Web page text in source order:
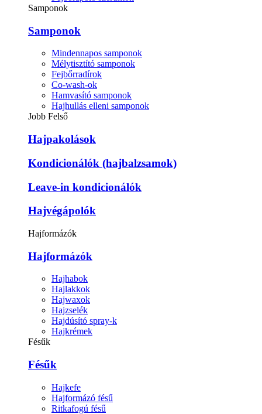
Samponok
Samponok
Mindennapos samponok
Mélytisztító samponok
Fejbőrradírok
Co-wash-ok
Hamvasító samponok
Hajhullás elleni samponok
Jobb Felső
Hajpakolások
Kondicionálók (hajbalzsamok)
Leave-in kondicionálók
Hajvégápolók
Hajformázók
Hajformázók
Hajhabok
Hajlakkok
Hajwaxok
Hajzselék
Hajdúsító spray-k
Hajkrémek
Fésűk
Fésűk
Hajkefe
Hajformázó fésű
Ritkafogú fésű